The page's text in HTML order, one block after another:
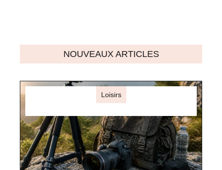
NOUVEAUX ARTICLES
Loisirs